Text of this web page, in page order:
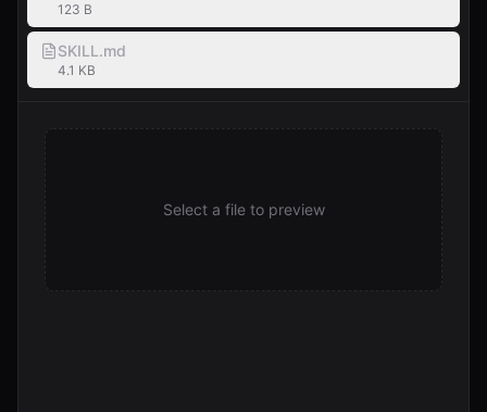
123 B
SKILL.md
4.1 KB
Select a file to preview